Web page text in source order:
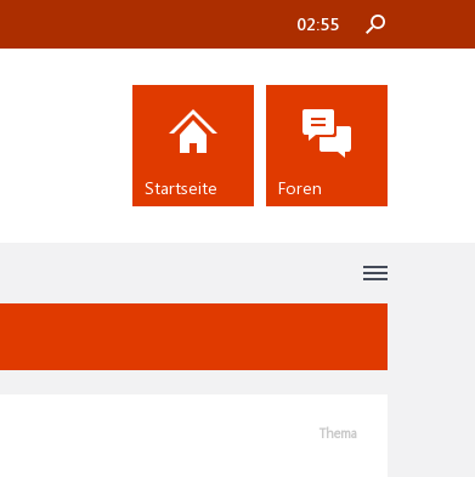
Thema
02:55
Startseite Foren